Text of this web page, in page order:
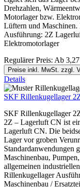
Drehzahlen,
Motorlager bzw.
Lüftern und
Ausführung: 2Z
Elektromotorlager
Regulärer Preis: Ab
Preise inkl. MwSt. zzgl.
Details
SKF Rillenkugellager
SKF Rillenkugellager
2Z – Lagerluft CN ist
Lagerluft CN. Die
Lager vor groben
Standardanwendungen
Maschinenbau,
allgemeinen
Rillenkugellager
Maschinenbau /